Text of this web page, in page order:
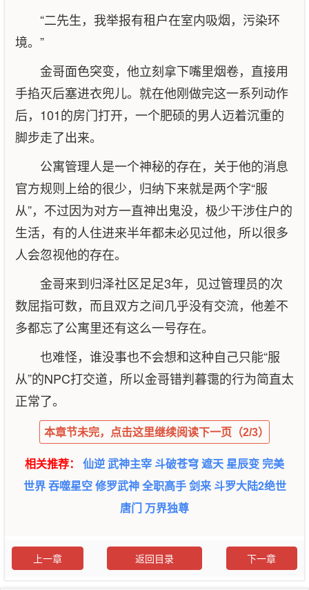
“二先生，我举报有租户在室内吸烟，污染环
境。”
金哥面色突变，他立刻拿下嘴里烟卷，直接用
手掐灭后塞进衣兜儿。就在他刚做完这一系列动作
后，101的房门打开，一个肥硕的男人迈着沉重的
脚步走了出来。
公寓管理人是一个神秘的存在，关于他的消息
官方规则上给的很少，归纳下来就是两个字“服
从”，不过因为对方一直神出鬼没，极少干涉住户的
生活，有的人住进来半年都未必见过他，所以很多
人会忽视他的存在。
金哥来到归泽社区足足3年，见过管理员的次
数屈指可数，而且双方之间几乎没有交流，他差不
多都忘了公寓里还有这么一号存在。
也难怪，谁没事也不会想和这种自己只能“服
从”的NPC打交道，所以金哥错判暮霭的行为简直太
正常了。
本章节未完，点击这里继续阅读下一页（2/3）
相关推荐： 仙逆武神主宰 斗破苍穹遮天星辰变 完美
世界吞噬星空修罗武神全职高手剑来 斗罗大陆2绝世
唐门 万界独尊
上一章 返回目录 下一章